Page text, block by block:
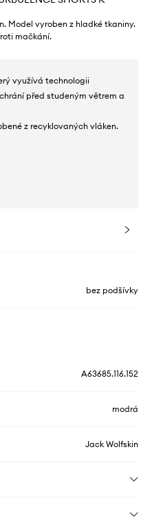
Model vyroben z hladké tkaniny.
mačkání.
využívá technologii
před studeným větrem a
z recyklovaných vláken.
bez podšívky
A63685.116.152
modrá
Jack Wolfskin